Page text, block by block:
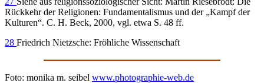
Rückkehr der Religionen: Fundamentalismus und der „Kampf der
Kulturen“. C. H. Beck, 2000, vgl. etwa S. 48 ff.
28 Friedrich Nietzsche: Fröhliche Wissenschaft
Foto: monika m. seibel www.photographie-web.de